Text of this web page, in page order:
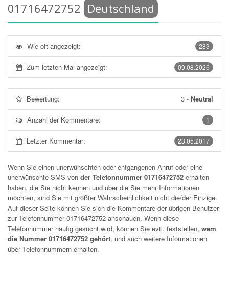
01716472752 Deutschland
283
Wie oft angezeigt:
09.08.2026
Zum letzten Mal angezeigt:
Bewertung: 3 - Neutral
1
Anzahl der Kommentare:
23.05.2017
Letzter Kommentar:
Wenn Sie einen unerwünschten oder entgangenen Anruf oder eine
unerwünschte SMS von der Telefonnummer 01716472752 erhalten
haben, die Sie nicht kennen und über die Sie mehr Informationen
möchten, sind Sie mit größter Wahrscheinlichkeit nicht die/der Einzige.
Auf dieser Seite können Sie sich die Kommentare der übrigen Benutzer
zur Telefonnummer01716472752 anschauen. Wenn diese
Telefonnummer häufig gesucht wird, können Sie evtl. feststellen, wem
die Nummer 01716472752 gehört, und auch weitere Informationen
über Telefonnummern erhalten.